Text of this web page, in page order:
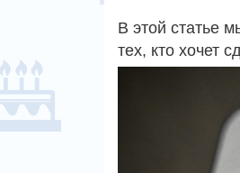
В этой статье
тех, кто хочет